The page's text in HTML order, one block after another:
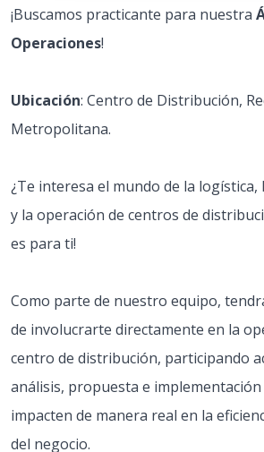
¡Buscamos practicante para nuestra
Operaciones!
Ubicación: Centro de Distribución,
Metropolitana.
¿Te interesa el mundo de la
y la operación de centros de
es para ti!
Como parte de nuestro equipo,
de involucrarte directamente en la
centro de distribución, participando
análisis, propuesta e
impacten de manera real en la
del negocio.